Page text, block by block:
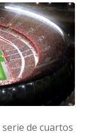
de cuartos